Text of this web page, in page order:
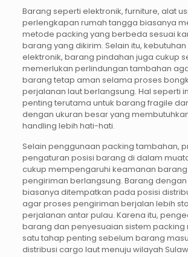
Barang seperti elektronik, furniture, alat
perlengkapan rumah tangga biasanya
metode packing yang berbeda sesuai
barang yang dikirim. Selain itu,
elektronik, barang pindahan juga cukup
memerlukan perlindungan tambahan
barang tetap aman selama proses
perjalanan laut berlangsung. Hal seperti
penting terutama untuk barang fragile
dengan ukuran besar yang
handling lebih hati-hati.
Selain penggunaan packing tambahan,
pengaturan posisi barang di dalam
cukup mempengaruhi keamanan
pengiriman berlangsung. Barang
biasanya ditempatkan pada posisi
agar proses pengiriman berjalan lebih
perjalanan antar pulau. Karena itu,
barang dan penyesuaian sistem packing
satu tahap penting sebelum barang
distribusi cargo laut menuju wilayah